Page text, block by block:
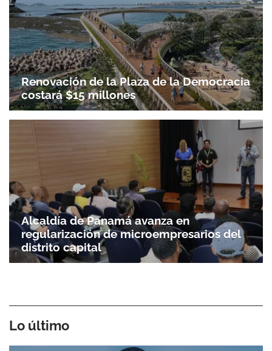
Renovación de la Plaza de la Democracia
costará $15 millones
Alcaldía de Panamá avanza en
regularización de microempresarios del
distrito capital
Lo último